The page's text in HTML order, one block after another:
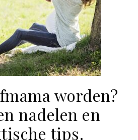
worden?
nadelen en
tips.